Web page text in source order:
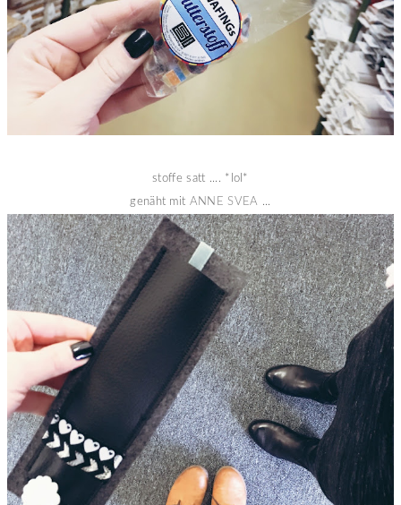
stoffe satt .... *lol*
genäht mit ANNE SVEA ...